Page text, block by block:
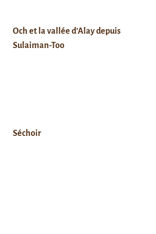
Och et la vallée d’Alay depuis
Sulaiman-Too
Séchoir